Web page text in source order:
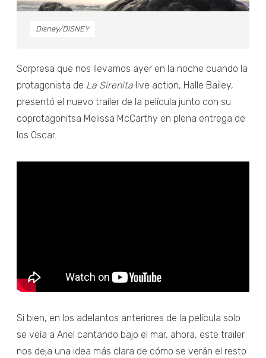
Disney/DISNEY
Sorpresa que nos llevamos ayer en la noche cuando la
protagonista de La Sirenita live action, Halle Bailey,
presentó el nuevo trailer de la película junto con su
coprotagonitsa Melissa McCarthy en plena entrega de
los Oscar.
Si bien, en los adelantos anteriores de la película solo
se veía a Ariel cantando bajo el mar, ahora, este trailer
nos deja una idea más clara de cómo se verán el resto